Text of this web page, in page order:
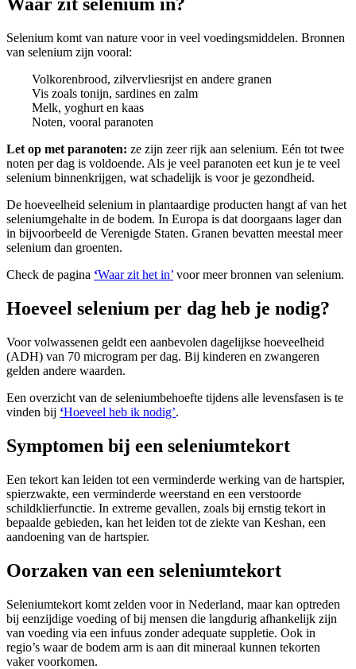
Waar zit selenium in?
Selenium komt van nature voor in veel voedingsmiddelen. Bronnen
van selenium zijn vooral:
Volkorenbrood, zilvervliesrijst en andere granen
Vis zoals tonijn, sardines en zalm
Melk, yoghurt en kaas
Noten, vooral paranoten
Let op met paranoten: ze zijn zeer rijk aan selenium. Eén tot twee
noten per dag is voldoende. Als je veel paranoten eet kun je te veel
selenium binnenkrijgen, wat schadelijk is voor je gezondheid.
De hoeveelheid selenium in plantaardige producten hangt af van het
seleniumgehalte in de bodem. In Europa is dat doorgaans lager dan
in bijvoorbeeld de Verenigde Staten. Granen bevatten meestal meer
selenium dan groenten.
Check de pagina ‘Waar zit het in’ voor meer bronnen van selenium.
Hoeveel selenium per dag heb je nodig?
Voor volwassenen geldt een aanbevolen dagelijkse hoeveelheid
(ADH) van 70 microgram per dag. Bij kinderen en zwangeren
gelden andere waarden.
Een overzicht van de seleniumbehoefte tijdens alle levensfasen is te
vinden bij ‘Hoeveel heb ik nodig’.
Symptomen bij een seleniumtekort
Een tekort kan leiden tot een verminderde werking van de hartspier,
spierzwakte, een verminderde weerstand en een verstoorde
schildklierfunctie. In extreme gevallen, zoals bij ernstig tekort in
bepaalde gebieden, kan het leiden tot de ziekte van Keshan, een
aandoening van de hartspier.
Oorzaken van een seleniumtekort
Seleniumtekort komt zelden voor in Nederland, maar kan optreden
bij eenzijdige voeding of bij mensen die langdurig afhankelijk zijn
van voeding via een infuus zonder adequate suppletie. Ook in
regio’s waar de bodem arm is aan dit mineraal kunnen tekorten
vaker voorkomen.